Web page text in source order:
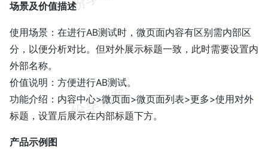
场景及价值描述
使用场景：在进行AB测试时，微页面内容有区别需内部区
分，以便分析对比。但对外展示标题一致，此时需要设置内
外部名称。
价值说明：方便进行AB测试。
功能介绍：内容中心>微页面>微页面列表>更多>使用对外
标题，设置后展示在内部标题下方。
产品示例图